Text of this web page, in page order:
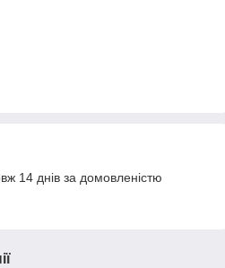
14 днів за домовленістю